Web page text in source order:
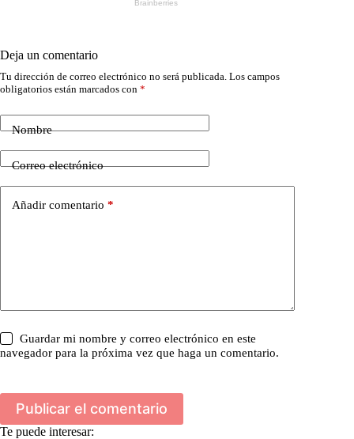
Deja un comentario
Tu dirección de correo electrónico no será publicada. Los campos
obligatorios están marcados con *
Nombre
Correo electrónico
Añadir comentario *
Guardar mi nombre y correo electrónico en este
navegador para la próxima vez que haga un comentario.
Publicar el comentario
Te puede interesar: